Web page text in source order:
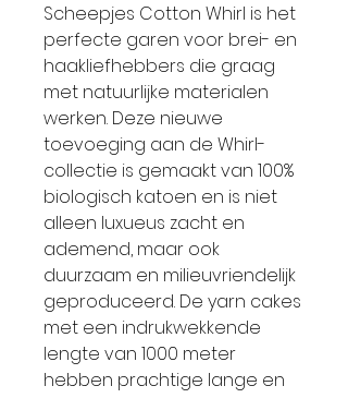
Scheepjes Cotton Whirl is het
perfecte garen voor brei- en
haakliefhebbers die graag
met natuurlijke materialen
werken. Deze nieuwe
toevoeging aan de Whirl-
collectie is gemaakt van 100%
biologisch katoen en is niet
alleen luxueus zacht en
ademend, maar ook
duurzaam en milieuvriendelijk
geproduceerd. De yarn cakes
met een indrukwekkende
lengte van 1000 meter
hebben prachtige lange en